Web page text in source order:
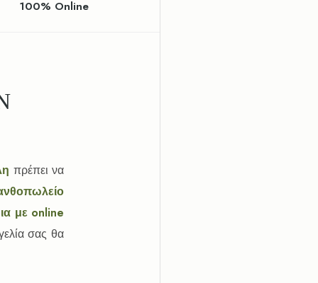
100% Online
πρέπει να
με online
σας θα